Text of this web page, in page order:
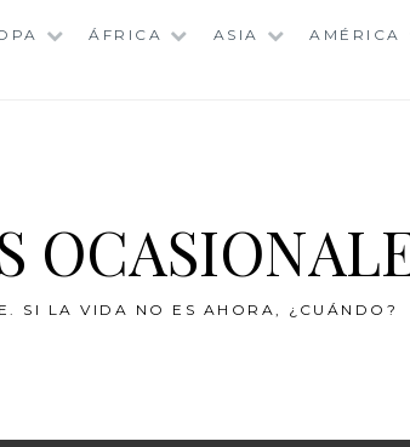
ÁFRICA ASIA AMÉRICA
SI LA VIDA NO ES AHORA, ¿CUÁNDO?